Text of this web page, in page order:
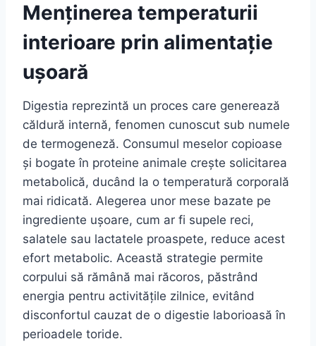
Menținerea temperaturii
interioare prin alimentație
ușoară
Digestia reprezintă un proces care generează
căldură internă, fenomen cunoscut sub numele
de termogeneză. Consumul meselor copioase
și bogate în proteine animale crește solicitarea
metabolică, ducând la o temperatură corporală
mai ridicată. Alegerea unor mese bazate pe
ingrediente ușoare, cum ar fi supele reci,
salatele sau lactatele proaspete, reduce acest
efort metabolic. Această strategie permite
corpului să rămână mai răcoros, păstrând
energia pentru activitățile zilnice, evitând
disconfortul cauzat de o digestie laborioasă în
perioadele toride.